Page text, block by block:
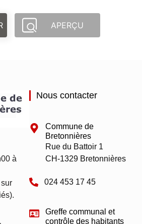
APERÇU
à
Nous contacter
Commune de
Bretonnières
Rue du Battoir 1
CH-1329 Bretonnières
024 453 17 45
Greffe communal et
contrôle des habitants